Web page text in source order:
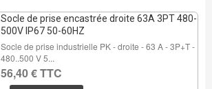
Socle de prise encastrée droite 63A 3PT 480-
500V IP67 50-60HZ
Socle de prise industrielle PK - droite - 63 A - 3P+T -
480..500 V 5...
56,40 € TTC